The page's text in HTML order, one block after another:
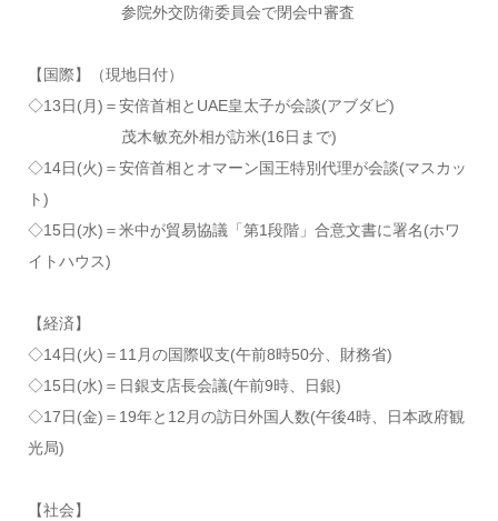
参院外交防衛委員会で閉会中審査
【国際】（現地日付）
◇13日(月)＝安倍首相とUAE皇太子が会談(アブダビ)
茂木敏充外相が訪米(16日まで)
◇14日(火)＝安倍首相とオマーン国王特別代理が会談(マスカッ
ト)
◇15日(水)＝米中が貿易協議「第1段階」合意文書に署名(ホワ
イトハウス)
【経済】
◇14日(火)＝11月の国際収支(午前8時50分、財務省)
◇15日(水)＝日銀支店長会議(午前9時、日銀)
◇17日(金)＝19年と12月の訪日外国人数(午後4時、日本政府観
光局)
【社会】